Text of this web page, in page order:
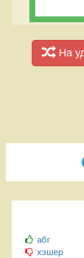
На
абг
хэшер